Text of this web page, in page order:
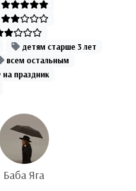
детям старше 3 лет
всем остальным
на праздник
Баба Яга